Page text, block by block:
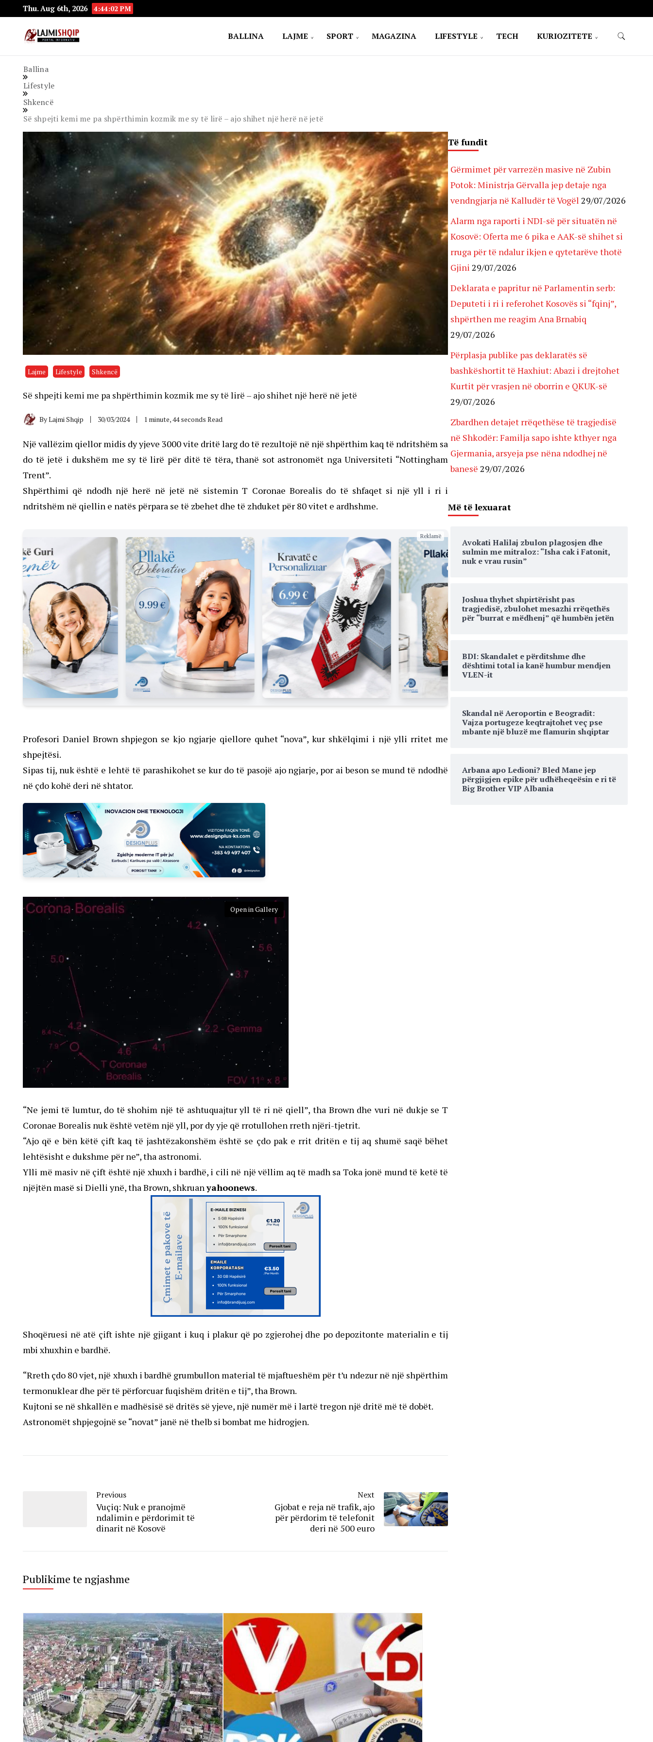
Thu. Aug 6th, 2026 4:44:03 PM
BALLINA LAJME SPORT MAGAZINA LIFESTYLE TECH KURIOZITETE
Ballina
Lifestyle
Shkencë
Së shpejti kemi me pa shpërthimin kozmik me sy të lirë – ajo shihet një herë në jetë
Lajme Lifestyle Shkencë
Së shpejti kemi me pa shpërthimin kozmik me sy të lirë – ajo shihet një herë në jetë
ByLajmi Shqip 30/03/2024 1 minute, 44 seconds Read
Një vallëzim qiellor midis dy yjeve 3000 vite dritë larg do të rezultojë në një shpërthim kaq të ndritshëm sa
do të jetë i dukshëm me sy të lirë për ditë të tëra, thanë sot astronomët nga Universiteti “Nottingham
Trent”.
Shpërthimi që ndodh një herë në jetë në sistemin T Coronae Borealis do të shfaqet si një yll i ri i
ndritshëm në qiellin e natës përpara se të zbehet dhe të zhduket për 80 vitet e ardhshme.
Reklamë
Profesori Daniel Brown shpjegon se kjo ngjarje qiellore quhet “nova”, kur shkëlqimi i një ylli rritet me
shpejtësi.
Sipas tij, nuk është e lehtë të parashikohet se kur do të pasojë ajo ngjarje, por ai beson se mund të ndodhë
në çdo kohë deri në shtator.
Open in Gallery
“Ne jemi të lumtur, do të shohim një të ashtuquajtur yll të ri në qiell”, tha Brown dhe vuri në dukje se T
Coronae Borealis nuk është vetëm një yll, por dy yje që rrotullohen rreth njëri-tjetrit.
“Ajo që e bën këtë çift kaq të jashtëzakonshëm është se çdo pak e rrit dritën e tij aq shumë saqë bëhet
lehtësisht e dukshme për ne”, tha astronomi.
Ylli më masiv në çift është një xhuxh i bardhë, i cili në një vëllim aq të madh sa Toka jonë mund të ketë të
njëjtën masë si Dielli ynë, tha Brown, shkruanyahoonews.
Shoqëruesi në atë çift ishte një gjigant i kuq i plakur që po zgjerohej dhe po depozitonte materialin e tij
mbi xhuxhin e bardhë.
“Rreth çdo 80 vjet, një xhuxh i bardhë grumbullon material të mjaftueshëm për t’u ndezur në një shpërthim
termonuklear dhe për të përforcuar fuqishëm dritën e tij”, tha Brown.
Kujtoni se në shkallën e madhësisë së dritës së yjeve, një numër më i lartë tregon një dritë më të dobët.
Astronomët shpjegojnë se “novat” janë në thelb si bombat me hidrogjen.
Previous
Vuçiq: Nuk e pranojmë
ndalimin e përdorimit të
dinarit në Kosovë
Next
Gjobat e reja në trafik, ajo
për përdorim të telefonit
deri në 500 euro
Publikime te ngjashme
Të fundit
Gërmimet për varrezën masive në Zubin
Potok: Ministrja Gërvalla jep detaje nga
vendngjarja në Kalludër të Vogël 29/07/2026
Alarm nga raporti i NDI-së për situatën në
Kosovë: Oferta me 6 pika e AAK-së shihet si
rruga për të ndalur ikjen e qytetarëve thotë
Gjini 29/07/2026
Deklarata e papritur në Parlamentin serb:
Deputeti i ri i referohet Kosovës si “fqinj”,
shpërthen me reagim Ana Brnabiq
29/07/2026
Përplasja publike pas deklaratës së
bashkëshortit të Haxhiut: Abazi i drejtohet
Kurtit për vrasjen në oborrin e QKUK-së
29/07/2026
Zbardhen detajet rrëqethëse të tragjedisë
në Shkodër: Familja sapo ishte kthyer nga
Gjermania, arsyeja pse nëna ndodhej në
banesë 29/07/2026
Më të lexuarat
Avokati Halilaj zbulon plagosjen dhe
sulmin me mitraloz: “Isha cak i Fatonit,
nuk e vrau rusin”
Joshua thyhet shpirtërisht pas
tragjedisë, zbulohet mesazhi rrëqethës
për “burrat e mëdhenj” që humbën jetën
BDI: Skandalet e përditshme dhe
dështimi total ia kanë humbur mendjen
VLEN-it
Skandal në Aeroportin e Beogradit:
Vajza portugeze keqtrajtohet veç pse
mbante një bluzë me flamurin shqiptar
Arbana apo Ledioni? Bled Mane jep
përgjigjen epike për udhëheqeësin e ri të
Big Brother VIP Albania